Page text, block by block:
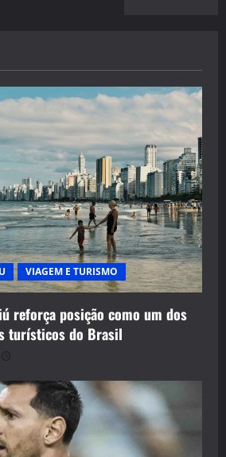
VIAGEM E TURISMO
reforça posição como um dos
turísticos do Brasil